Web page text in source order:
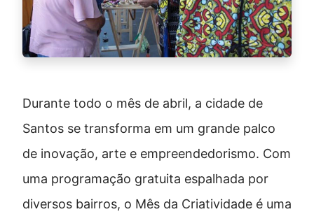
Durante todo o mês de abril, a cidade de
Santos se transforma em um grande palco
de inovação, arte e empreendedorismo. Com
uma programação gratuita espalhada por
diversos bairros, o Mês da Criatividade é uma